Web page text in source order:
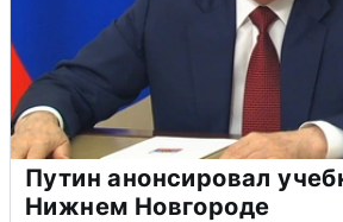
Путин анонсировал
Нижнем Новгороде